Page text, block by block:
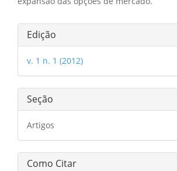
Detalhes
do
artigo
Edição
v. 1 n. 1 (2012)
Seção
Artigos
Como Citar